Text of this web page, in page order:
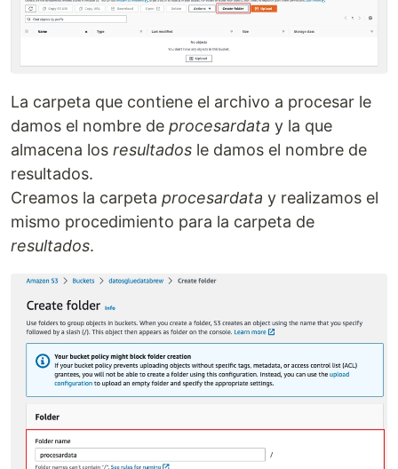
La carpeta que contiene el archivo a procesar le
damos el nombre de procesardata y la que
almacena los resultados le damos el nombre de
resultados.
Creamos la carpeta procesardata y realizamos el
mismo procedimiento para la carpeta de
resultados.